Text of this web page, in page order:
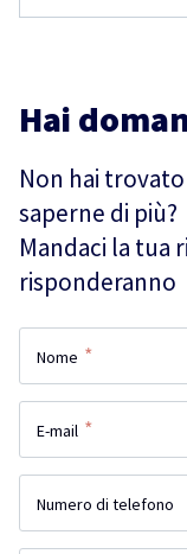
Hai
Non hai
saperne di più?
Mandaci la tua
risponderanno
Nome *
E-mail *
Numero di telefono